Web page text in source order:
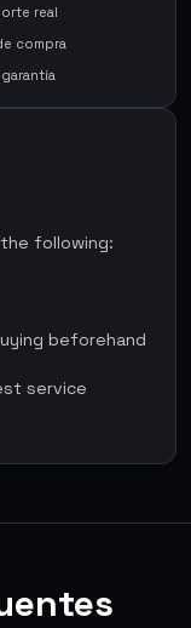
real
compra
following:
beforehand
service